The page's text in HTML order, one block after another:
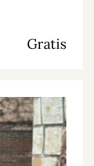
Gratis